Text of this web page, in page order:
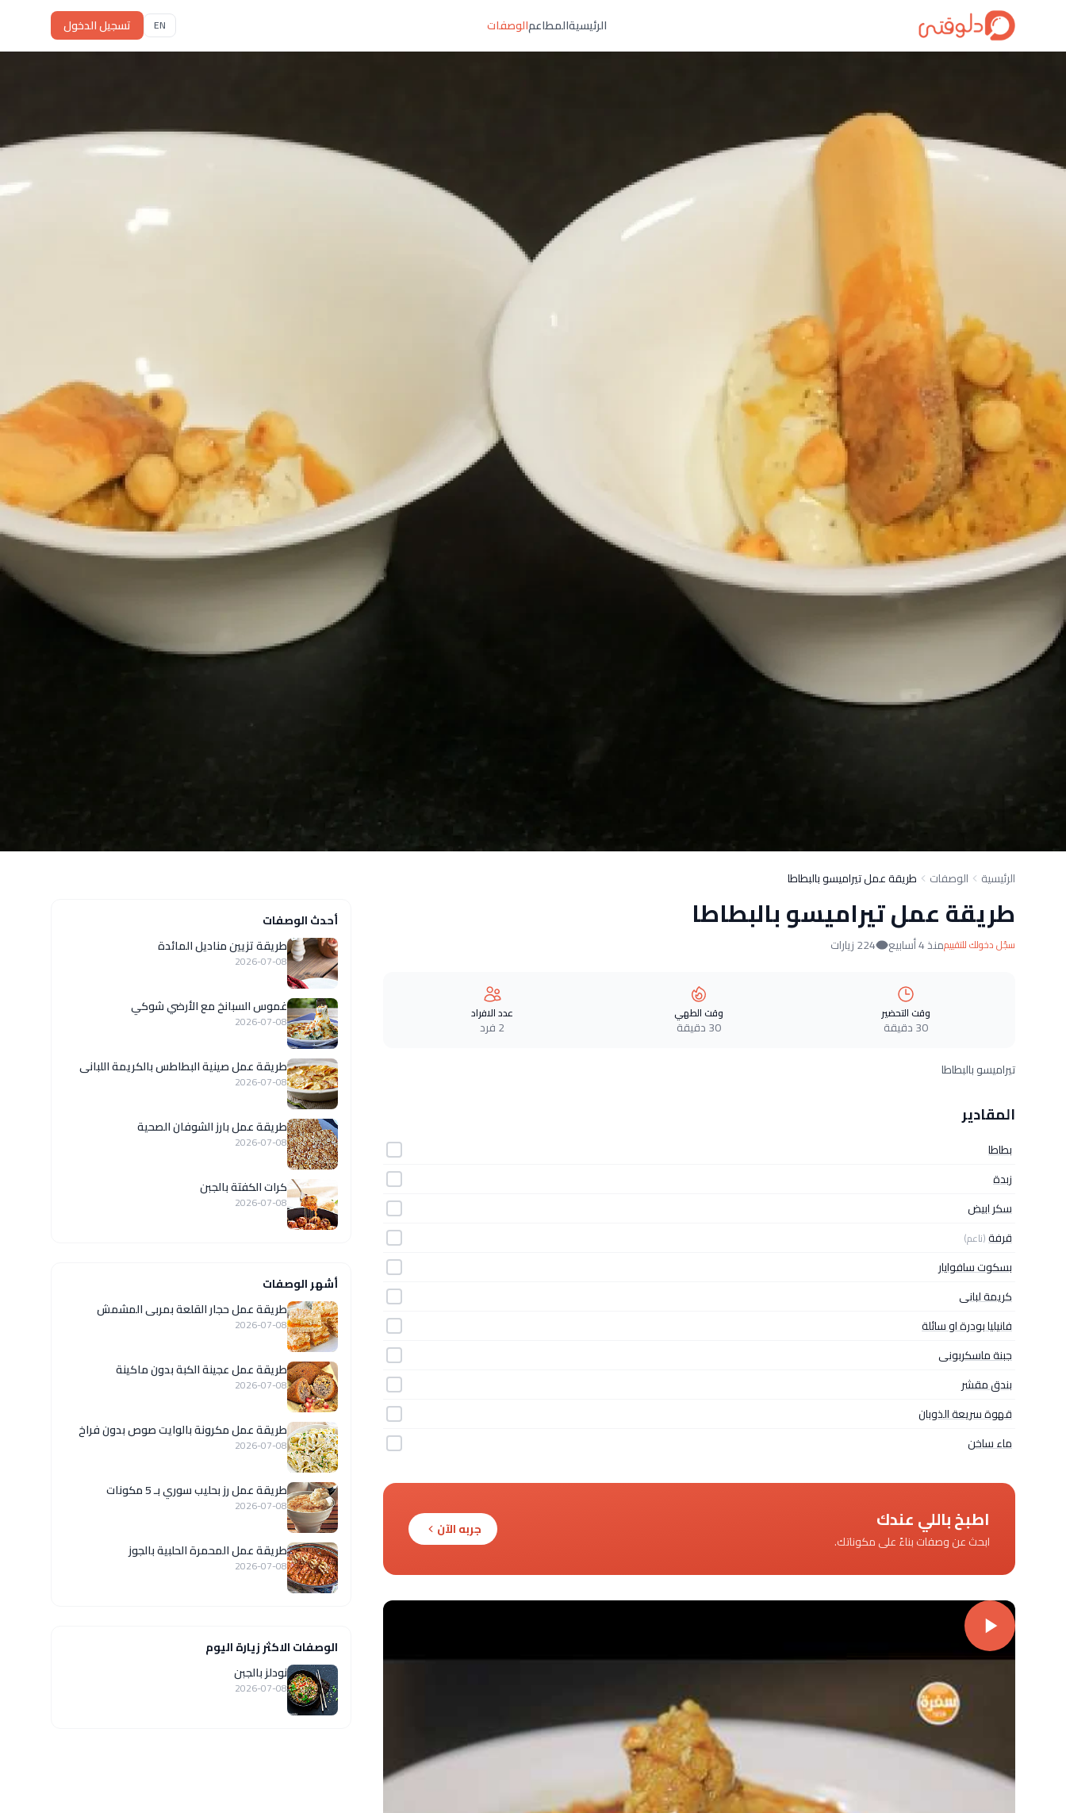
الرئيسيةالمطاعمالوصفات EN تسجيل الدخول
الرئيسية الوصفات طريقة عمل تيراميسو بالبطاطا
طريقة عمل تيراميسو بالبطاطا
سجّل دخولك للتقييممنذ 4 أسابيع 224 زيارات
وقت التحضير
30 دقيقة
وقت الطهي
30 دقيقة
عدد الافراد
2 فرد
تيراميسو بالبطاطا
المقادير
بطاطا
زبدة
سكر ابيض
قرفة(ناعم)
بسكوت سافوايار
كريمة لبانى
فانيليا بودرة او سائلة
جبنة ماسكربونى
بندق مقشر
قهوة سريعة الذوبان
ماء ساخن
اطبخ باللي عندك
ابحث عن وصفات بناءً على مكوناتك.
جربه الآن
أحدث الوصفات
طريقة تزيين مناديل المائدة
2026-07-08
غموس السبانخ مع الأرضي شوكي
2026-07-08
طريقة عمل صينية البطاطس بالكريمة اللبانى
2026-07-08
طريقة عمل بارز الشوفان الصحية
2026-07-08
كرات الكفتة بالجبن
2026-07-08
أشهر الوصفات
طريقة عمل حجار القلعة بمربى المشمش
2026-07-08
طريقة عمل عجينة الكبة بدون ماكينة
2026-07-08
طريقة عمل مكرونة بالوايت صوص بدون فراخ
2026-07-08
طريقة عمل رز بحليب سوري بـ 5 مكونات
2026-07-08
طريقة عمل المحمرة الحلبية بالجوز
2026-07-08
الوصفات الاكثر زيارة اليوم
نودلز بالجبن
2026-07-08